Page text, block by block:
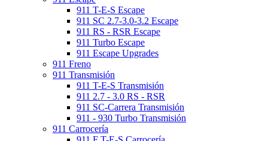
911 T-E-S Escape
911 SC 2.7-3.0-3.2 Escape
911 RS - RSR Escape
911 Turbo Escape
911 Escape Upgrades
911 Freno
911 Transmisión
911 T-E-S Transmisión
911 2.7 - 3.0 RS - RSR
911 SC-Carrera Transmisión
911 - 930 Turbo Transmisión
911 Carrocería